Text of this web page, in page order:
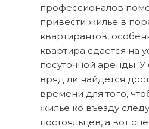
профессионалов
привести жилье в
квартирантов,
квартира сдается на
посуточной аренды. У
вряд ли найдется
времени для того,
жилье ко въезду
постояльцев, а вот